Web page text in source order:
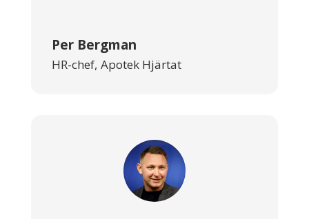
Per Bergman
HR-chef, Apotek Hjärtat